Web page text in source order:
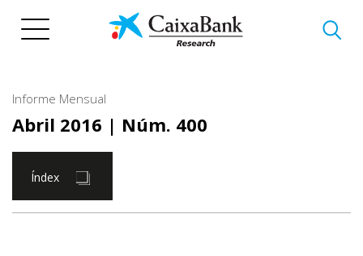
Informe Mensual
Abril 2016 | Núm. 400
Índex